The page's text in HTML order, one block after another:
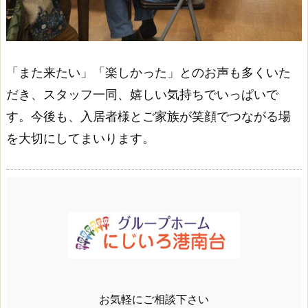
「また来たい」「楽しかった」とのお声も多くいた
だき、スタッフ一同、嬉しい気持ちでいっぱいで
す。今後も、入居者様とご家族が笑顔でつながる場
を大切にしてまいります。
お気軽にご相談下さい